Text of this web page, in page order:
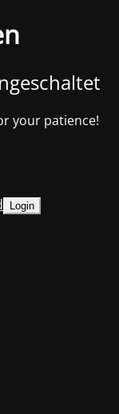
your patience!